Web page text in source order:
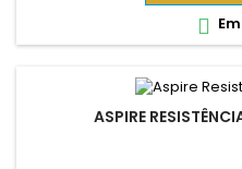

ASPIRE